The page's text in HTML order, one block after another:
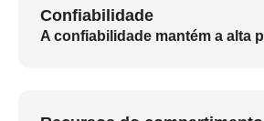
Confiabilidade
A confiabilidade mantém a alta